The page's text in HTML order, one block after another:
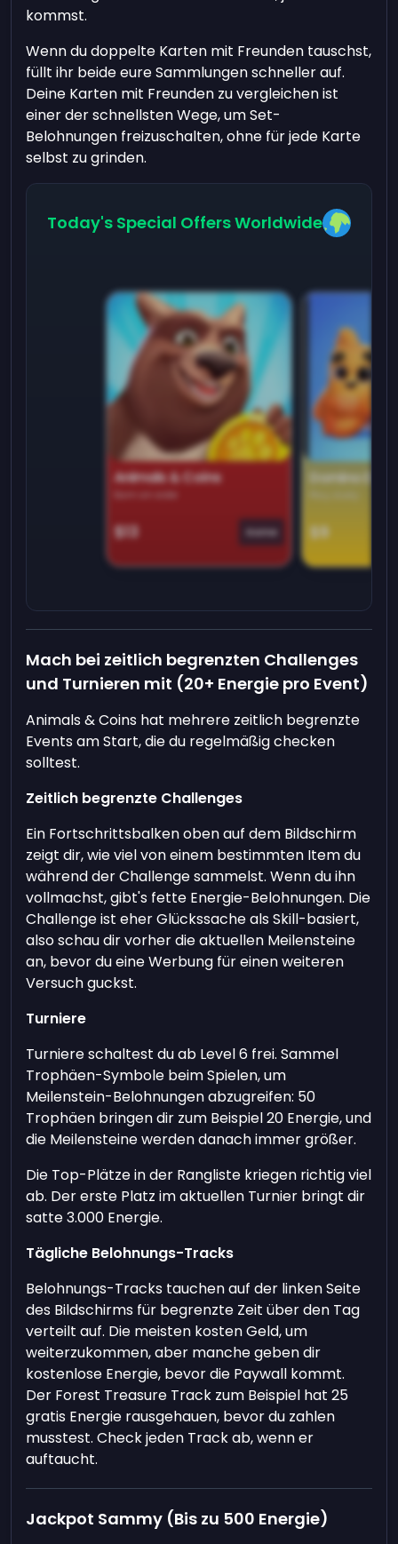
kommst.
Wenn du doppelte Karten mit Freunden tauschst,
füllt ihr beide eure Sammlungen schneller auf.
Deine Karten mit Freunden zu vergleichen ist
einer der schnellsten Wege, um Set-
Belohnungen freizuschalten, ohne für jede Karte
selbst zu grinden.
Today's Special Offers Worldwide
Animals & Coins
Earn on side
$13 Game
Domino
$9
Mach bei zeitlich begrenzten Challenges
und Turnieren mit (20+ Energie pro Event)
Animals & Coins hat mehrere zeitlich begrenzte
Events am Start, die du regelmäßig checken
solltest.
Zeitlich begrenzte Challenges
Ein Fortschrittsbalken oben auf dem Bildschirm
zeigt dir, wie viel von einem bestimmten Item du
während der Challenge sammelst. Wenn du ihn
vollmachst, gibt's fette Energie-Belohnungen. Die
Challenge ist eher Glückssache als Skill-basiert,
also schau dir vorher die aktuellen Meilensteine
an, bevor du eine Werbung für einen weiteren
Versuch guckst.
Turniere
Turniere schaltest du ab Level 6 frei. Sammel
Trophäen-Symbole beim Spielen, um
Meilenstein-Belohnungen abzugreifen: 50
Trophäen bringen dir zum Beispiel 20 Energie, und
die Meilensteine werden danach immer größer.
Die Top-Plätze in der Rangliste kriegen richtig viel
ab. Der erste Platz im aktuellen Turnier bringt dir
satte 3.000 Energie.
Tägliche Belohnungs-Tracks
Belohnungs-Tracks tauchen auf der linken Seite
des Bildschirms für begrenzte Zeit über den Tag
verteilt auf. Die meisten kosten Geld, um
weiterzukommen, aber manche geben dir
kostenlose Energie, bevor die Paywall kommt.
Der Forest Treasure Track zum Beispiel hat 25
gratis Energie rausgehauen, bevor du zahlen
musstest. Check jeden Track ab, wenn er
auftaucht.
Jackpot Sammy (Bis zu 500 Energie)